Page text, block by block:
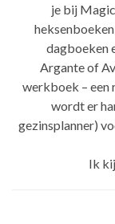
je bij
dagboeken
Argante of
werkboek – een
wordt er
gezinsplanner)
Ik